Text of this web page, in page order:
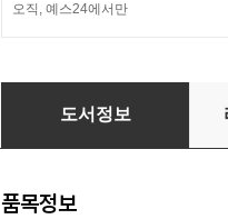
오직, 예스24에서만
그물에서 건진 153개의 지혜
도서정보
품목정보